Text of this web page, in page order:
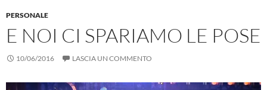
PERSONALE
E NOI CI SPARIAMO LE POSE
10/06/2016 LASCIA UN COMMENTO